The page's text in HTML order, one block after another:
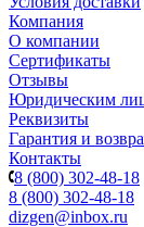
Компания
О компании
Сертификаты
Отзывы
Юридическим
Реквизиты
Гарантия и
Контакты
8 (800) 302-48-18
8 (800) 302-48-18
dizgen@inbox.ru